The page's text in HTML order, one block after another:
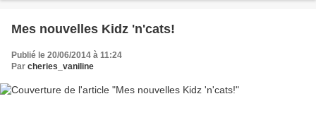
Mes nouvelles Kidz 'n'cats!
Publié le 20/06/2014 à 11:24
Par cheries_vaniline